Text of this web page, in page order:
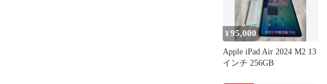
¥95,000
Apple iPad Air 2024 M2 13
インチ 256GB